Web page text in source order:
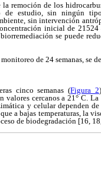
remoción de los
de estudio, sin ningún
sin intervención
inicial de 21524
se puede
de 24 semanas, se
cinco semanas (Figura 2
cercanos a 21° C.
y celular dependen de
a bajas temperaturas, la
de biodegradación [16,